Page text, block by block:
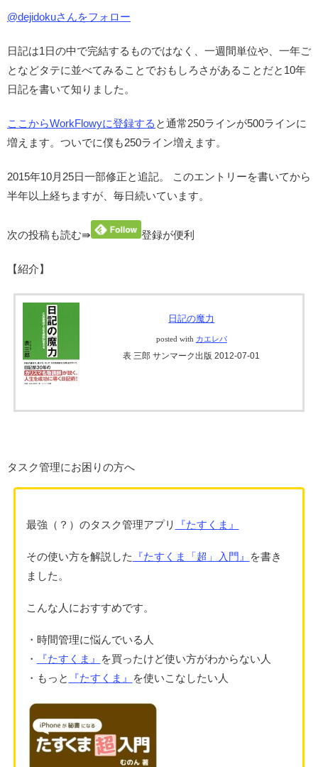
@dejidokuさんをフォロー
日記は1日の中で完結するものではなく、一週間単位や、一年ご
となどタテに並べてみることでおもしろさがあることだと10年
日記を書いて知りました。
ここからWorkFlowyに登録する と通常250ラインが500ラインに
増えます。ついでに僕も250ライン増えます。
2015年10月25日一部修正と追記。 このエントリーを書いてから
半年以上経ちますが、毎日続いています。
次の投稿も読む⇛ 登録が便利
【紹介】
日記の魔力
posted with カエレバ
表 三郎 サンマーク出版 2012-07-01
タスク管理にお困りの方へ
最強（？）のタスク管理アプリ 『たすくま』
その使い方を解説した 『たすくま「超」入門』
を書き
ました。
こんな人におすすめです。
・時間管理に悩んでいる人
・
『たすくま』
を買ったけど使い方がわからない人
・もっと
『たすくま』 を使いこなしたい人